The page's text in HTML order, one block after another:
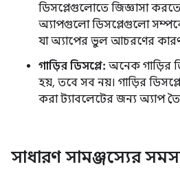
ডিসপ্লেগুলোতে জিজ্ঞাসা
অ্যাপগুলো ডিসপ্লেগুলো
যা অ্যাপের ভুল আচরণের
গাড়ির ডিসপ্লে: অনেক গাড়ির
হয়, তবে সব নয়। গাড়ির
করা ট্যাবলেটের জন্য অ্যাপ
সাধারণ সামঞ্জস্যের